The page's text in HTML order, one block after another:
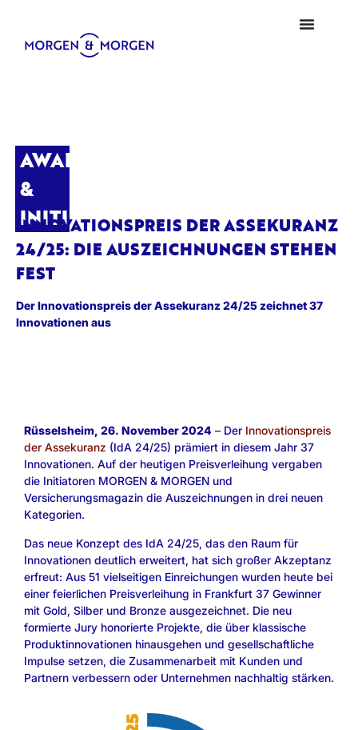
AWARDS
&
INITIATIVEN
INNOVATIONSPREIS DER ASSEKURANZ
24/25: DIE AUSZEICHNUNGEN STEHEN
FEST
Der Innovationspreis der Assekuranz 24/25 zeichnet 37
Innovationen aus
Rüsselsheim, 26. November 2024 – Der Innovationspreis
der Assekuranz (IdA 24/25) prämiert in diesem Jahr 37
Innovationen. Auf der heutigen Preisverleihung vergaben
die Initiatoren MORGEN & MORGEN und
Versicherungsmagazin die Auszeichnungen in drei neuen
Kategorien.
Das neue Konzept des IdA 24/25, das den Raum für
Innovationen deutlich erweitert, hat sich großer Akzeptanz
erfreut: Aus 51 vielseitigen Einreichungen wurden heute bei
einer feierlichen Preisverleihung in Frankfurt 37 Gewinner
mit Gold, Silber und Bronze ausgezeichnet. Die neu
formierte Jury honorierte Projekte, die über klassische
Produktinnovationen hinausgehen und gesellschaftliche
Impulse setzen, die Zusammenarbeit mit Kunden und
Partnern verbessern oder Unternehmen nachhaltig stärken.